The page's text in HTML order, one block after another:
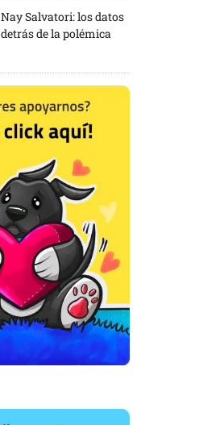
Nay Salvatori: los datos
detrás de la polémica